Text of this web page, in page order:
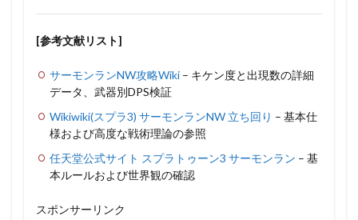
[参考文献リスト]
サーモンランNW攻略Wiki – キケン度と出現数の詳細
データ、武器別DPS検証
Wikiwiki(スプラ3) サーモンランNW 立ち回り – 基本仕
様および高度な戦術理論の参照
任天堂公式サイト スプラトゥーン3 サーモンラン – 基
本ルールおよび世界観の確認
スポンサーリンク